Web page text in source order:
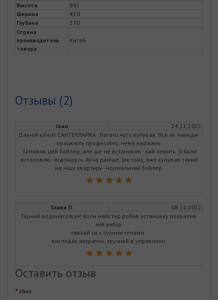
Высота
885
Ширина
450
Глубина
270
Страна
производитель
товара
Китай
Отзывы (2)
Iван
24.11.2022
Давній клієнт САНТЕХЛАЙКА , багато чого купував. Все як завжди -
працюють професійно, нема нарікань.
Замовив цей бойлер, але ще не встановив - хай лежить. )) Коли
встановлю - відпишусь. Хоча раніше, рік тому, вже купував такий
на іншу квартиру - нормальний бойлер.
Слава П.
08.11.2022
Гарний водонагрівач! Коли майстер робив установку похвалив
мій вибір.
тяжкий та з сухими тенами .
виглядає акуратно, зручний в управлінні.
Оставить отзыв
Имя